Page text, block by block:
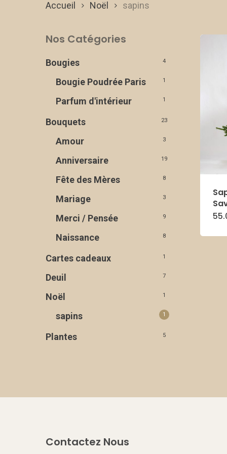
Accueil Noël sapins
Nos Catégories
Bougies 4
Bougie Poudrée Paris 1
Parfum d'intérieur 1
Bouquets 23
Amour 3
Anniversaire 19
Fête des Mères 8
Mariage 3
Merci / Pensée 9
Naissance 8
Cartes cadeaux 1
Deuil 7
Noël 1
sapins 1
Plantes 5
Contactez Nous